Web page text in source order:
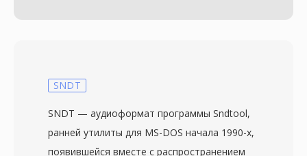
SNDT
SNDT — аудиоформат программы Sndtool,
ранней утилиты для MS-DOS начала 1990-х,
появившейся вместе с распространением